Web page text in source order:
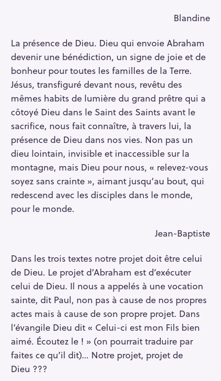
Blandine
La présence de Dieu. Dieu qui envoie Abraham
devenir une bénédiction, un signe de joie et de
bonheur pour toutes les familles de la Terre.
Jésus, transfiguré devant nous, revêtu des
mêmes habits de lumière du grand prêtre qui a
côtoyé Dieu dans le Saint des Saints avant le
sacrifice, nous fait connaître, à travers lui, la
présence de Dieu dans nos vies. Non pas un
dieu lointain, invisible et inaccessible sur la
montagne, mais Dieu pour nous, « relevez-vous
soyez sans crainte », aimant jusqu’au bout, qui
redescend avec les disciples dans le monde,
pour le monde.
Jean-Baptiste
Dans les trois textes notre projet doit être celui
de Dieu. Le projet d’Abraham est d’exécuter
celui de Dieu. Il nous a appelés à une vocation
sainte, dit Paul, non pas à cause de nos propres
actes mais à cause de son propre projet. Dans
l’évangile Dieu dit « Celui-ci est mon Fils bien
aimé. Écoutez le ! » (on pourrait traduire par
faites ce qu’il dit)… Notre projet, projet de
Dieu ???